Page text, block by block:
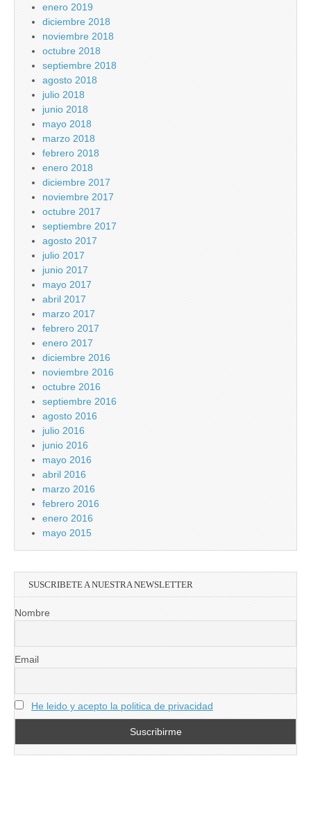
enero 2019
diciembre 2018
noviembre 2018
octubre 2018
septiembre 2018
agosto 2018
julio 2018
junio 2018
mayo 2018
marzo 2018
febrero 2018
enero 2018
diciembre 2017
noviembre 2017
octubre 2017
septiembre 2017
agosto 2017
julio 2017
junio 2017
mayo 2017
abril 2017
marzo 2017
febrero 2017
enero 2017
diciembre 2016
noviembre 2016
octubre 2016
septiembre 2016
agosto 2016
julio 2016
junio 2016
mayo 2016
abril 2016
marzo 2016
febrero 2016
enero 2016
mayo 2015
SUSCRIBETE A NUESTRA NEWSLETTER
Nombre
Email
He leido y acepto la politica de privacidad